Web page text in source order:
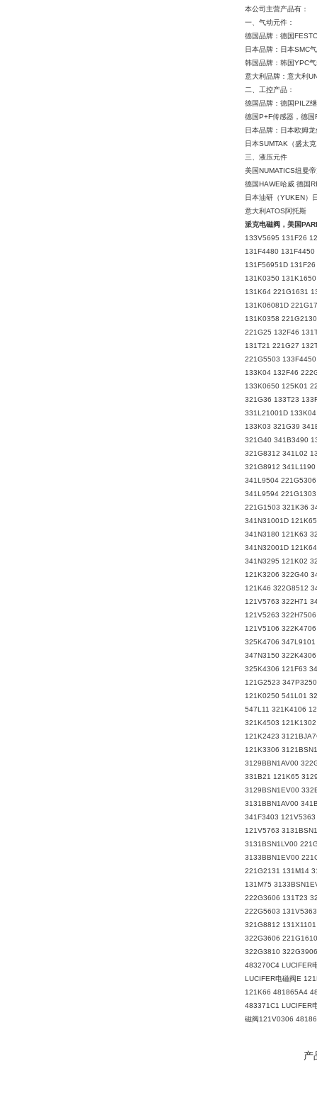
本公司主营产品有：
一、气动元件：
德国品牌：德国
日本品牌：日本SMC
韩国品牌：韩国YPC
意大利品牌：意大利
二、工控产品：
德国品牌：德国PILZ
德国P+F传感器，德
日本品牌：日本欧姆
日本SUMTAK（盛太
三、液压元件
美国NUMATICS纽曼
德国HAWE哈威 德国
日本油研（YUKEN）
意大利ATOS阿托斯
派克电磁阀，美国
133V5695 131F26
131F4480
131F56951D
131K0350
131K64 221G1631
131K06081D
131K0358
221G25 132F46
131T21 221G27
221G5503
133K04 132F46
133K0650 125K01
321G36 133T23
331L21001D
133K03 321G39
321G40 341B3490
321G8312 341L02
321G8912
341L9504
341L9594
221G1503 321K36
341N31001D
341N3180 121K63
341N32001D
341N3295 121K02
121K3206 322G40
121K46 322G8512
121V5763 322H71
121V5263
121V5106
325K4706
347N3150
325K4306 121F63
121G2523
121K0250 541L01
547L11 321K4106
321K4503
121K2423
121K3306
3129BBN1AV00
331B21 121K65
3129BSN1EV00
3131BBN1AV00
341F3403
121V5763
3131BSN1LV00
3133BBN1EV00
221G2131 131M14
131M75
222G3606 131T23
222G5603
321G8812
322G3606
322G3810
483270C4 LUCIFER
LUCIFER电磁阀E
121K66 481865A4
483371C1 LUCIFER
磁阀121V0306
产